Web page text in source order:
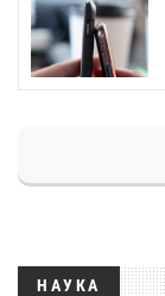
НАУКА